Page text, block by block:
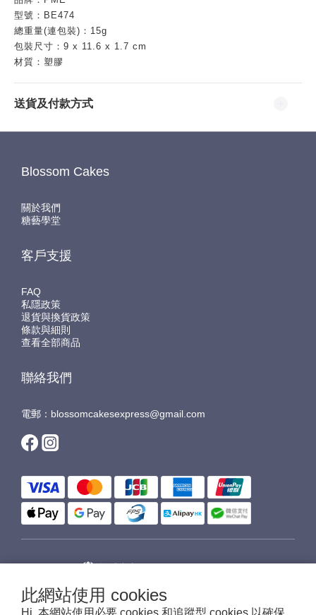
此網站使用 cookies
Hi, 本網站使用必要 cookies 和追蹤型 cookies 以確保
型號：BE474
總重量(連包裝) ：15g
包裝尺寸： 9 x 11.6 x 1.7 cm
材質：塑膠
送貨及付款方式
Blossom Cakes
關於我們
糖藝學堂
客戶支援
FAQ
私隱政策
退貨與換貨政策
條款與細則
查看全部商品
聯絡我們
電郵：blossomcakesexpress@gmail.com